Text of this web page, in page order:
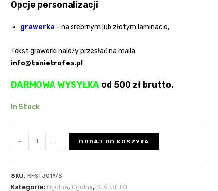
Opcje personalizacji
grawerka – na srebrnym lub złotym laminacie,
Tekst grawerki należy przesłać na maila:
info@tanietrofea.pl
DARMOWA WYSYŁKA od 500 zł brutto.
In Stock
- + DODAJ DO KOSZYKA
SKU:RFST3019/S
Kategorie: Ogólna, Ogólne, STATUETKI